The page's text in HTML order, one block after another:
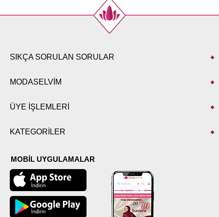
SIKÇA SORULAN SORULAR
MODASELVİM
ÜYE İŞLEMLERİ
KATEGORİLER
MOBİL UYGULAMALAR